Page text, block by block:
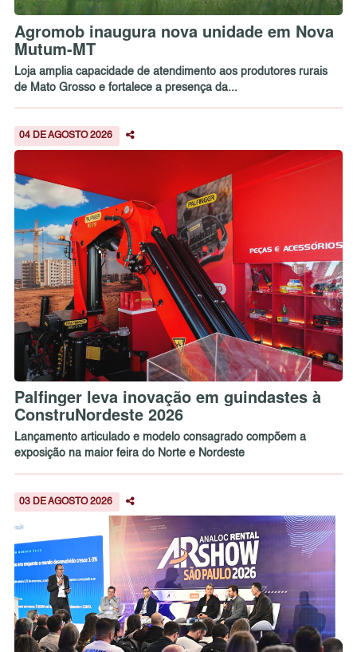
Agromob inaugura nova unidade em Nova
Mutum-MT
Loja amplia capacidade de atendimento aos produtores rurais
de Mato Grosso e fortalece a presença da...
04 DE AGOSTO 2026
Palfinger leva inovação em guindastes à
ConstruNordeste 2026
Lançamento articulado e modelo consagrado compõem a
exposição na maior feira do Norte e Nordeste
03 DE AGOSTO 2026